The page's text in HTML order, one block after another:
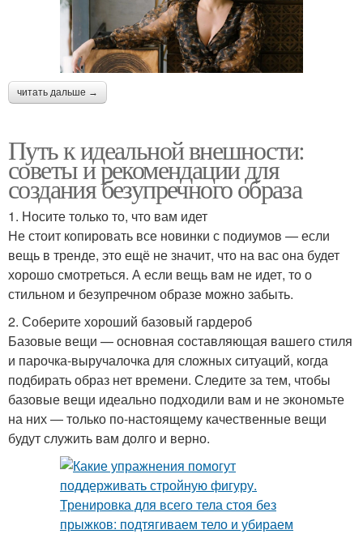
читать дальше →
Путь к идеальной внешности:
советы и рекомендации для
создания безупречного образа
1. Носите только то, что вам идет
Не стоит копировать все новинки с подиумов — если
вещь в тренде, это ещё не значит, что на вас она будет
хорошо смотреться. А если вещь вам не идет, то о
стильном и безупречном образе можно забыть.
2. Соберите хороший базовый гардероб
Базовые вещи — основная составляющая вашего стиля
и парочка-выручалочка для сложных ситуаций, когда
подбирать образ нет времени. Следите за тем, чтобы
базовые вещи идеально подходили вам и не экономьте
на них — только по-настоящему качественные вещи
будут служить вам долго и верно.